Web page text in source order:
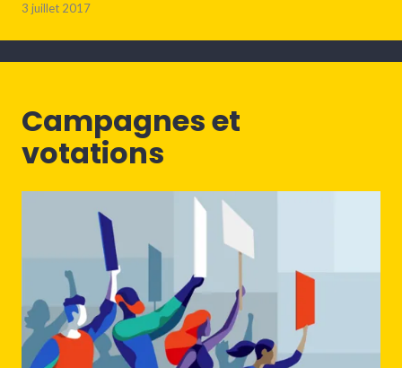
3 juillet 2017
Campagnes et
votations